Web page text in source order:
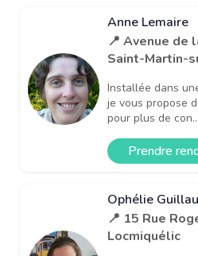
Anne Lemaire
📍 Avenue de
Saint-Martin-
Installée dans
je vous propose
pour plus de con...
Prendre
Ophélie
📍 15 Rue
Locmiquélic